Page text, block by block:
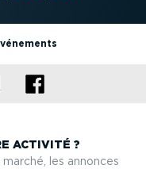
ACTIVITÉ ?
les annonces